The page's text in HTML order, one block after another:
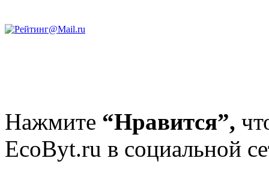
Нажмите “Нравится”,
EcoByt.ru в социальной